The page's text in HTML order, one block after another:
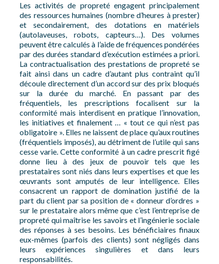
Les activités de propreté engagent principalement
des ressources humaines (nombre d’heures à prester)
et secondairement, des dotations en matériels
(autolaveuses, robots, capteurs…). Des volumes
peuvent être calculés à l’aide de fréquences pondérées
par des durées standard d’exécution estimées a priori.
La contractualisation des prestations de propreté se
fait ainsi dans un cadre d’autant plus contraint qu’il
découle directement d’un accord sur des prix bloqués
sur la durée du marché. En passant par des
fréquentiels, les prescriptions focalisent sur la
conformité mais interdisent en pratique l’innovation,
les initiatives et finalement … « tout ce qui n’est pas
obligatoire ». Elles ne laissent de place qu’aux routines
(fréquentiels imposés), au détriment de l’utile qui sans
cesse varie. Cette conformité à un cadre prescrit figé
donne lieu à des jeux de pouvoir tels que les
prestataires sont niés dans leurs expertises et que les
œuvrants sont amputés de leur intelligence. Elles
consacrent un rapport de domination justifié de la
part du client par sa position de « donneur d’ordres »
sur le prestataire alors même que c’est l’entreprise de
propreté qui maîtrise les savoirs et l’ingénierie sociale
des réponses à ses besoins. Les bénéficiaires finaux
eux-mêmes (parfois des clients) sont négligés dans
leurs expériences singulières et dans leurs
responsabilités.